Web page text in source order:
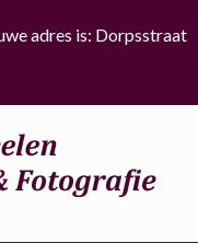
adres is: Dorpsstraat